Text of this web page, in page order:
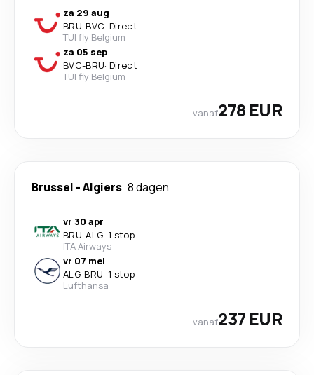
za 29 aug
BRU-BVC· Direct
TUI fly Belgium
za 05 sep
BVC-BRU· Direct
TUI fly Belgium
vanaf278 EUR
Brussel -Algiers 8 dagen
vr 30 apr
BRU-ALG· 1 stop
ITA Airways
vr 07 mei
ALG-BRU· 1 stop
Lufthansa
vanaf237 EUR